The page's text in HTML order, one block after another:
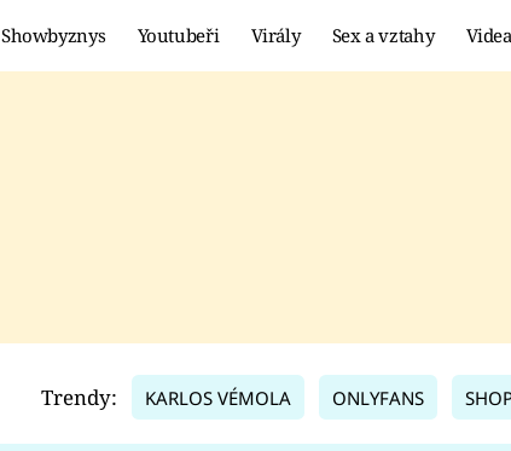
Showbyznys Youtubeři Virály Sex a vztahy Videa
TADEÁŠ KUBĚNKA
DATEL
Trendy: KARLOS VÉMOLA ONLYFANS